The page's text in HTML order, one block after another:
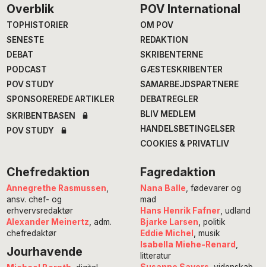
Footer
Overblik
TOPHISTORIER
SENESTE
DEBAT
PODCAST
POV STUDY
SPONSOREREDE ARTIKLER
SKRIBENTBASEN
POV STUDY
POV International
OM POV
REDAKTION
SKRIBENTERNE
GÆSTESKRIBENTER
SAMARBEJDSPARTNERE
DEBATREGLER
BLIV MEDLEM
HANDELSBETINGELSER
COOKIES & PRIVATLIV
Chefredaktion
Annegrethe Rasmussen,
ansv. chef- og
erhvervsredaktør
Alexander Meinertz, adm.
chefredaktør
Jourhavende
Fagredaktion
Nana Balle, fødevarer og
mad
Hans Henrik Fafner, udland
Bjarke Larsen, politik
Eddie Michel , musik
Isabella Miehe-Renard ,
litteratur